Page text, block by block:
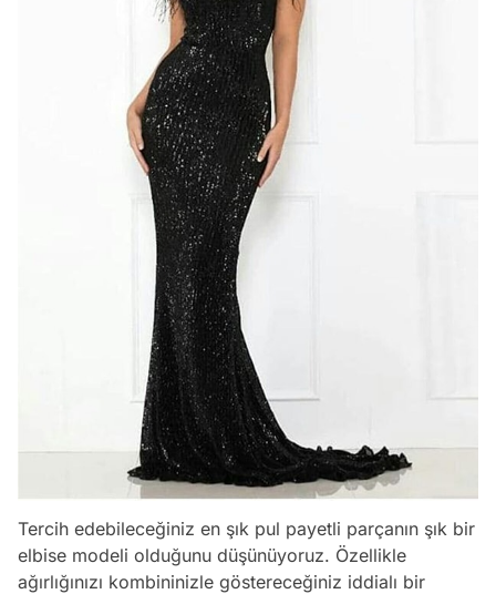
Tercih edebileceğiniz en şık pul payetli parçanın şık bir
elbise modeli olduğunu düşünüyoruz. Özellikle
ağırlığınızı kombininizle göstereceğiniz iddialı bir